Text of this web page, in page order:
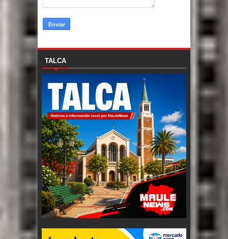
TALCA